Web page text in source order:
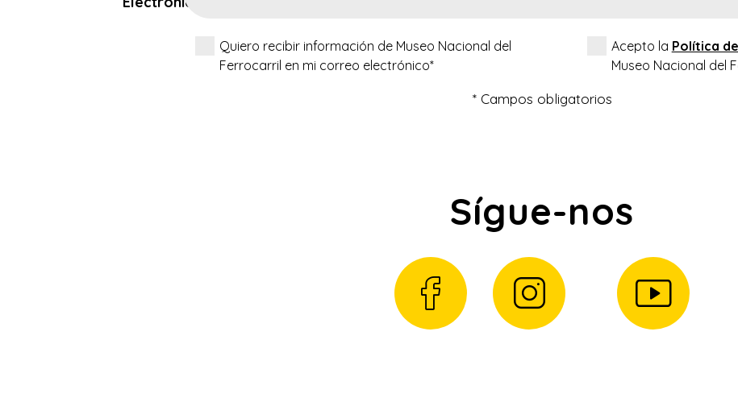
Quiero recibir información de Museo Nacional del
Ferrocarril en mi correo electrónico*
Acepto la Política
Museo Nacional del
* Campos obligatorios
Sígue-nos